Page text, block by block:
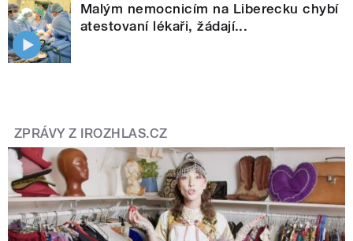
Malým nemocnicím na Liberecku chybí
atestovaní lékaři, žádají...
ZPRÁVY Z IROZHLAS.CZ